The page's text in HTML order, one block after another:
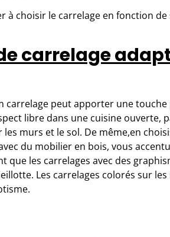
à choisir le carrelage en fonction
carrelage
carrelage peut apporter une
libre dans une cuisine ouverte,
murs et le sol. De même,en
du mobilier en bois, vous
que les carrelages avec des
Les carrelages colorés sur